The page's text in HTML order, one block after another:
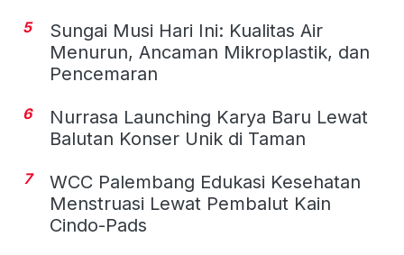
5
Sungai Musi Hari Ini: Kualitas Air
Menurun, Ancaman Mikroplastik, dan
Pencemaran
6
Nurrasa Launching Karya Baru Lewat
Balutan Konser Unik di Taman
7
WCC Palembang Edukasi Kesehatan
Menstruasi Lewat Pembalut Kain
Cindo-Pads